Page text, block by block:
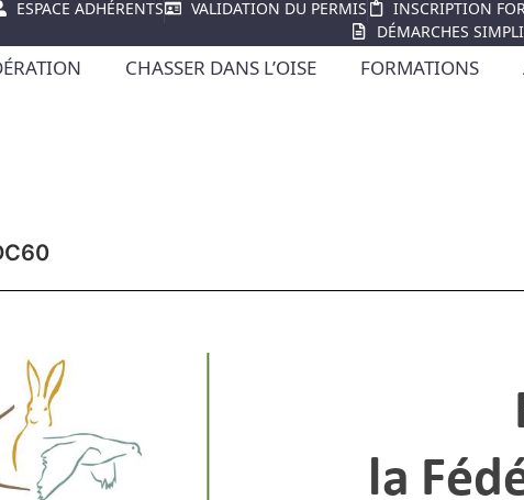
ESPACE ADHÉRENTS VALIDATION DU PERMIS INSCRIPTION
DÉMARCHES
CHASSER DANS L’OISE FORMATIONS